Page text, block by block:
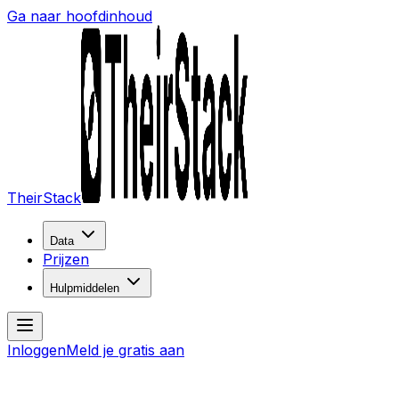
Ga naar hoofdinhoud
TheirStack
Data
Prijzen
Hulpmiddelen
InloggenMeld je gratis aan